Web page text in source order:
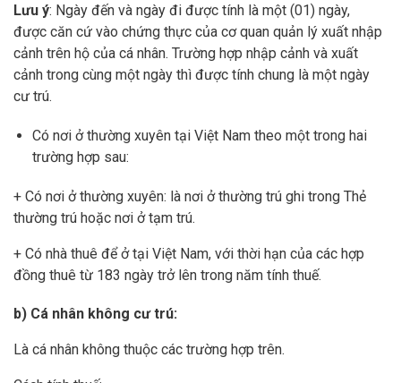
Lưu ý: Ngày đến và ngày đi được tính là một (01) ngày,
được căn cứ vào chứng thực của cơ quan quản lý xuất nhập
cảnh trên hộ của cá nhân. Trường hợp nhập cảnh và xuất
cảnh trong cùng một ngày thì được tính chung là một ngày
cư trú.
Có nơi ở thường xuyên tại Việt Nam theo một trong hai
trường hợp sau:
+ Có nơi ở thường xuyên: là nơi ở thường trú ghi trong Thẻ
thường trú hoặc nơi ở tạm trú.
+ Có nhà thuê để ở tại Việt Nam, với thời hạn của các hợp
đồng thuê từ 183 ngày trở lên trong năm tính thuế.
b) Cá nhân không cư trú:
Là cá nhân không thuộc các trường hợp trên.